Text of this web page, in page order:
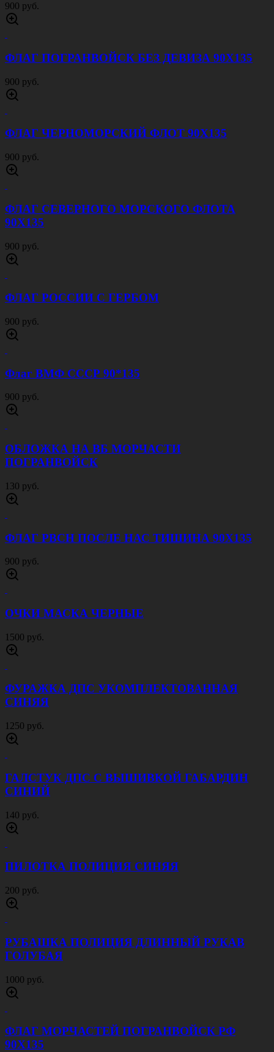
900 руб.
ФЛАГ ПОГРАНВОЙСК БЕЗ ДЕВИЗА 90Х135
900 руб.
ФЛАГ ЧЕРНОМОРСКИЙ ФЛОТ 90Х135
900 руб.
ФЛАГ СЕВЕРНОГО МОРСКОГО ФЛОТА
90Х135
900 руб.
ФЛАГ РОССИИ С ГЕРБОМ
900 руб.
Флаг ВМФ СССР 90*135
900 руб.
ОБЛОЖКА НА ВБ МОРЧАСТИ
ПОГРАНВОЙСК
130 руб.
ФЛАГ РВСН ПОСЛЕ НАС ТИШИНА 90Х135
900 руб.
ОЧКИ МАСКА ЧЕРНЫЕ
1500 руб.
ФУРАЖКА ДПС УКОМПЛЕКТОВАННАЯ
СИНЯЯ
1250 руб.
ГАЛСТУК ДПС С ВЫШИВКОЙ ГАБАРДИН
СИНИЙ
140 руб.
ПИЛОТКА ПОЛИЦИЯ СИНЯЯ
200 руб.
РУБАШКА ПОЛИЦИЯ ДЛИННЫЙ РУКАВ
ГОЛУБАЯ
1000 руб.
ФЛАГ МОРЧАСТЕЙ ПОГРАНВОЙСК РФ
90Х135